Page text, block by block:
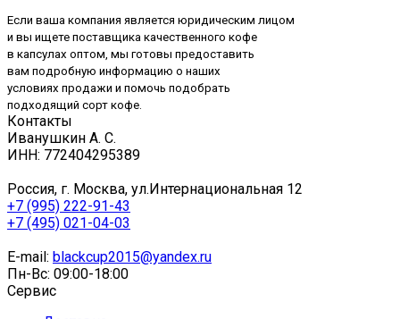
Если ваша компания является юридическим лицом
и вы ищете поставщика качественного кофе
в капсулах оптом, мы готовы предоставить
вам подробную информацию о наших
условиях продажи и помочь подобрать
подходящий сорт кофе.
Контакты
Иванушкин А. С.
ИНН: 772404295389
Россия, г. Москва, ул.Интернациональная 12
+7 (995) 222-91-43
+7 (495) 021-04-03
E-mail: blackcup2015@yandex.ru
Пн-Вс: 09:00-18:00
Сервис